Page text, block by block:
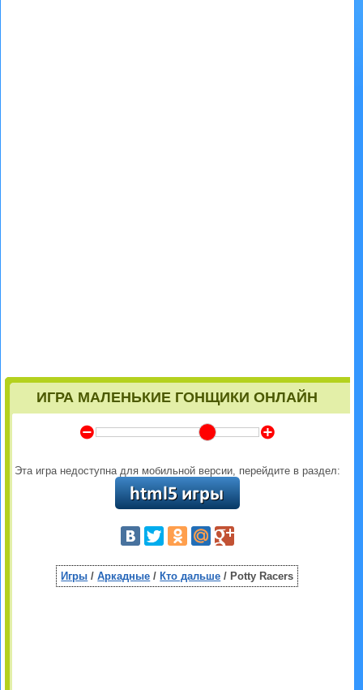
ИГРА МАЛЕНЬКИЕ ГОНЩИКИ ОНЛАЙН
Y Z
Эта игра недоступна для мобильной версии, перейдите в раздел:
Игры /Аркадные / Кто дальше / Potty Racers